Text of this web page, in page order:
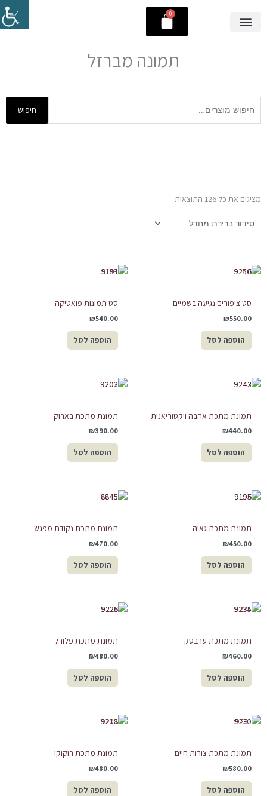
לתוכן
0
עגלת
קניות
תמונה מברזל
עבור:
חיפוש
מציגים את כל ⁦126⁩ התוצאות
סט ציפורים נגיעה בשמיים
₪550.00
הוספה לסל
סט תמונות פואטיקה
₪540.00
הוספה לסל
תמונת מתכת אהבה ויקטוריאנית
₪440.00
הוספה לסל
תמונת מתכת בארוק
₪390.00
הוספה לסל
תמונת מתכת גאיה
₪450.00
הוספה לסל
תמונת מתכת נקודת מפגש
₪470.00
הוספה לסל
תמונת מתכת ערבסק
₪460.00
הוספה לסל
תמונת מתכת פלורל
₪480.00
הוספה לסל
תמונת מתכת צורות חיים
₪580.00
הוספה לסל
תמונת מתכת רוקוקו
₪480.00
הוספה לסל